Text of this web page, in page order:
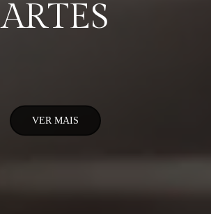
ARTES
VER MAIS